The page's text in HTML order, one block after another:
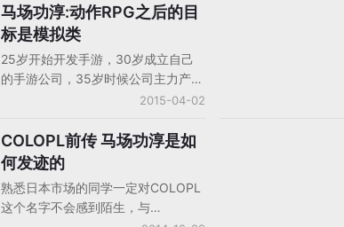
虚拟现实领域，该公司今天宣布投入
5000万美元资金用于帮助新兴开发
者们在VR领域做游戏研发。
马场功淳:动作RPG之后的目
标是模拟类
25岁开始开发手游，30岁成立自己
的手游公司，35岁时候公司主力产品
已经能叫板《智龙迷城》，这个人便
淳。这个日本手游领域的神级人物已
经连续几年在手游领域突施奇招，今
年他的目标则放在了“模拟类游戏”
上。
2015-04-02
COLOPL前传 马场功淳是如
何发迹的
熟悉日本市场的同学一定对COLOPL
这个名字不会感到陌生，与